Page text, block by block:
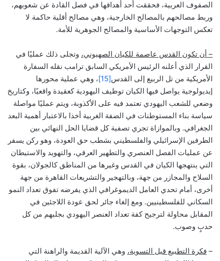
الصفوف العربية، فحققت أحد أهدافها في فصل القادة عن شعوبهم،
وربط مصالحهم بالمصالح الخارجية، وهي مصالح أقلية حاكمة لا
تعكس التوجهات الأساسية والمصالح الجوهرية للأمة.
– أن تكون القدس عاصمة للكيان الصهيوني، وتجلى ذلك عمليًا في
القرار الذي أعلنه الرئيس الأمريكي السابق ترامب نقله السفارة
الأمريكية من تل الربيع إلى القدس[15]
، وهي عملية محورها
إيديولوجية يواصل فيها الكيان توظيف اليهودية كعقيدة واقعيًا، وكتاريخ
وضعي للشعب اليهودي تعتمد فيه على الأكذوبة، ويتم عمليًا مواصلة
سياسة بناء المستوطنات في الضفة الغربية أخذا بالاعتبار أهمية البعد
الجغرافي. وبالموازاة تجري تصفية كل قضايا الحل النهائي بين
الطرفين الإسرائيلي والفلسطيني بشطب حق العودة، وهو ركن يسفر
عن عمليات الفصل العنصري والتطهير العرقي، والتهويد والاستيطان
التي ينتهجها الكيان في القدس وغيرها من المناطق كالجولان، بقوة
السلاح والمجازر من جهة، وبالتهجير والتشريعات القاهرة من جهة
أخرى، أمام تحدي العامل الديموغرافي الذي يفرضه تفوق تعداد النمو
السكاني للفلسطينيين. ومع إلغاء جائر لحق عودة اللاجئين في
المقابل محاولة لترجيح كفة تعداد العنصر اليهودي بجلبهم من كل
حدبٍ وصوب.
– فكرة التطبيع قبل التسوية، وهي الآلية القديمة والراهنة التي